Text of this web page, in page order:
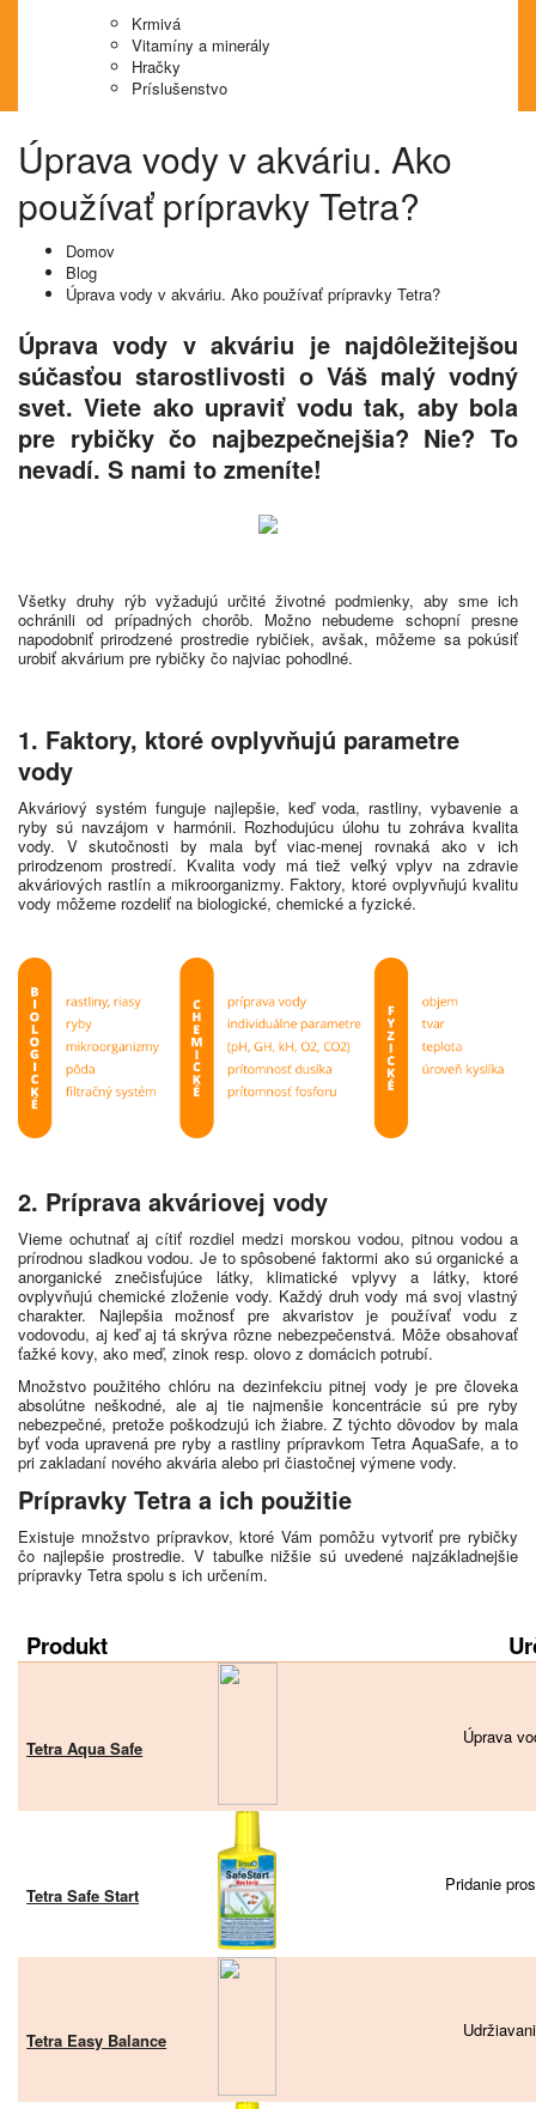
Krmivá
Vitamíny a minerály
Hračky
Príslušenstvo
Úprava vody v akváriu. Ako
používať prípravky Tetra?
Domov
Blog
Úprava vody v akváriu. Ako používať prípravky Tetra?
Úprava vody v akváriu je najdôležitejšou
súčasťou starostlivosti o Váš malý vodný
svet. Viete ako upraviť vodu tak, aby bola
pre rybičky čo najbezpečnejšia? Nie? To
nevadí. S nami to zmeníte!
Všetky druhy rýb vyžadujú určité životné podmienky, aby sme ich
ochránili od prípadných chorôb. Možno nebudeme schopní presne
napodobniť prirodzené prostredie rybičiek, avšak, môžeme sa pokúsiť
urobiť akvárium pre rybičky čo najviac pohodlné.
1. Faktory, ktoré ovplyvňujú parametre
vody
Akváriový systém funguje najlepšie, keď voda, rastliny, vybavenie a
ryby sú navzájom v harmónii. Rozhodujúcu úlohu tu zohráva kvalita
vody. V skutočnosti by mala byť viac-menej rovnaká ako v ich
prirodzenom prostredí. Kvalita vody má tiež veľký vplyv na zdravie
akváriových rastlín a mikroorganizmy. Faktory, ktoré ovplyvňujú kvalitu
vody môžeme rozdeliť na biologické, chemické a fyzické.
2. Príprava akváriovej vody
Vieme ochutnať aj cítiť rozdiel medzi morskou vodou, pitnou vodou a
prírodnou sladkou vodou. Je to spôsobené faktormi ako sú organické a
anorganické znečisťujúce látky, klimatické vplyvy a látky, ktoré
ovplyvňujú chemické zloženie vody. Každý druh vody má svoj vlastný
charakter. Najlepšia možnosť pre akvaristov je používať vodu z
vodovodu, aj keď aj tá skrýva rôzne nebezpečenstvá. Môže obsahovať
ťažké kovy, ako meď, zinok resp. olovo z domácich potrubí.
Množstvo použitého chlóru na dezinfekciu pitnej vody je pre človeka
absolútne neškodné, ale aj tie najmenšie koncentrácie sú pre ryby
nebezpečné, pretože poškodzujú ich žiabre. Z týchto dôvodov by mala
byť voda upravená pre ryby a rastliny prípravkom Tetra AquaSafe, a to
pri zakladaní nového akvária alebo pri čiastočnej výmene vody.
Prípravky Tetra a ich použitie
Existuje množstvo prípravkov, ktoré Vám pomôžu vytvoriť pre rybičky
čo najlepšie prostredie. V tabuľke nižšie sú uvedené najzákladnejšie
prípravky Tetra spolu s ich určením.
Produkt
Tetra Aqua Safe
Úprava
Tetra Safe Start
Pridanie
Tetra Easy Balance